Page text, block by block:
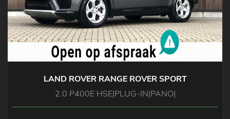
LAND ROVER RANGE ROVER SPORT
2.0 P400E HSE|PLUG-IN|PANO|